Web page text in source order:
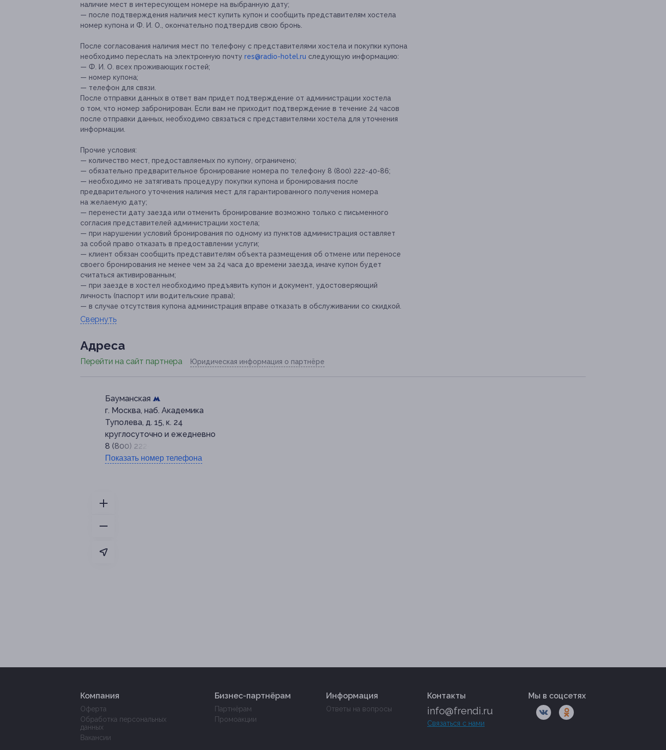
наличие мест в интересующем номере на выбранную дату;
— после подтверждения наличия мест купить купон и сообщить представителям хостела
номер купона и Ф. И. О., окончательно подтвердив свою бронь.
После согласования наличия мест по телефону с представителями хостела и покупки купона
необходимо переслать на электронную почту res@radio-hotel.ru следующую информацию:
— Ф. И. О. всех проживающих гостей;
— номер купона;
— телефон для связи.
После отправки данных в ответ вам придет подтверждение от администрации хостела
о том, что номер забронирован. Если вам не приходит подтверждение в течение 24 часов
после отправки данных, необходимо связаться с представителями хостела для уточнения
информации.
Прочие условия:
— количество мест, предоставляемых по купону, ограничено;
— обязательно предварительное бронирование номера по телефону 8 (800) 222-40-86;
— необходимо не затягивать процедуру покупки купона и бронирования после
предварительного уточнения наличия мест для гарантированного получения номера
на желаемую дату;
— перенести дату заезда или отменить бронирование возможно только с письменного
согласия представителей администрации хостела;
— при нарушении условий бронирования по одному из пунктов администрация оставляет
за собой право отказать в предоставлении услуги;
— клиент обязан сообщить представителям объекта размещения об отмене или переносе
своего бронирования не менее чем за 24 часа до времени заезда, иначе купон будет
считаться активированным;
— при заезде в хостел необходимо предъявить купон и документ, удостоверяющий
личность (паспорт или водительские права);
— в случае отсутствия купона администрация вправе отказать в обслуживании со скидкой.
Свернуть
Адресa
Перейти на сайт партнера Юридическая информация о партнёре
Бауманская
г. Москва, наб. Академика
Туполева, д. 15, к. 24
круглосуточно и ежедневно
8 (800) 222-40-86
Показать номер телефона
Компания
Оферта
Обработка персональных
данных
Вакансии
Бизнес-партнёрам
Партнёрам
Промоакции
Информация
Ответы на вопросы
Контакты
info@frendi.ru
Связаться с нами
Мы в соцсетях